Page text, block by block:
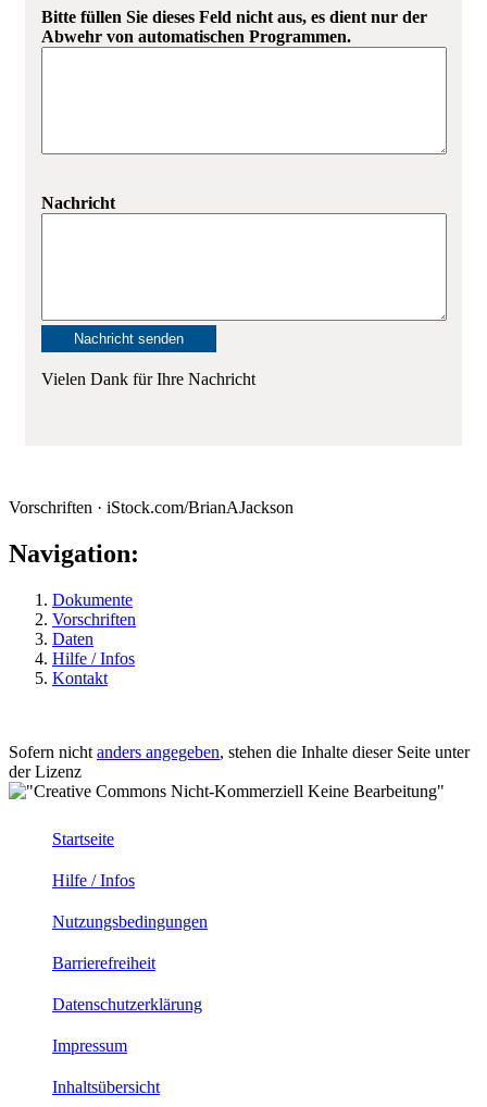
Bitte füllen Sie dieses Feld nicht aus, es dient nur der
Abwehr von automatischen Programmen.
Nachricht
Vielen Dank für Ihre Nachricht
Vorschriften · iStock.com/BrianAJackson
Navigation:
Dokumente
Vorschriften
Daten
Hilfe / Infos
Kontakt
Sofern nicht anders angegeben, stehen die Inhalte dieser Seite unter
der Lizenz
Startseite
Hilfe / Infos
Nutzungsbedingungen
Barrierefreiheit
Datenschutzerklärung
Impressum
Inhaltsübersicht